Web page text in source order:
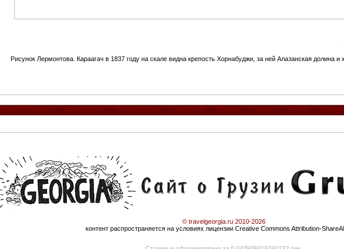
Рисунок Лермонтова. Караагач в 1837 году на скале видна крепость Хорнабуджи, за ней Алазанская долина и
Мцхета-Мтианети Шида-Картли Квемо-Картли Самегрело Кахетия Имерети Гурия
© travelgeorgia.ru 2010-2026
контент распространяется на условиях лицензии Creative Commons Attribution-